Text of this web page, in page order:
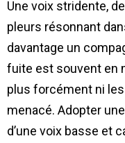
Une voix stridente,
pleurs résonnant
davantage un
fuite est souvent en
plus forcément ni
menacé. Adopter
d’une voix basse et